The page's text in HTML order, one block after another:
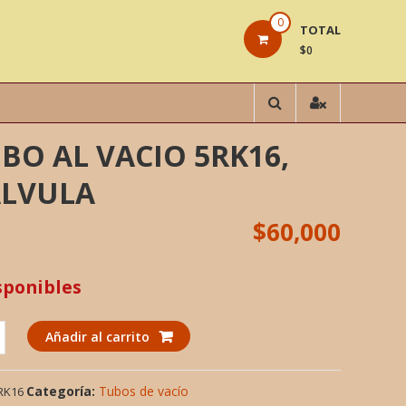
0 TOTAL
$0
AL VACIO 5RK16,
$60,000
Añadir al carrito
Categoría: Tubos de vacío